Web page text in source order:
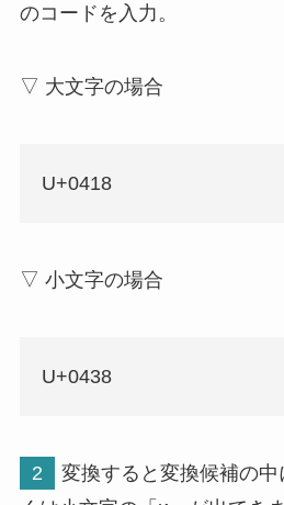
のコードを入力。
▽ 大文字の場合
U+0418
▽ 小文字の場合
U+0438
2
変換すると変換候補の